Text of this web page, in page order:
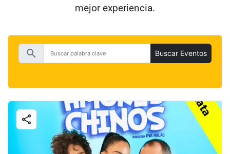
mejor experiencia.
search Buscar Eventos
share